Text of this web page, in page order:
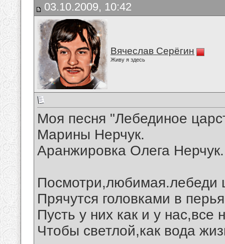
03.10.2009, 10:42
Вячеслав Серёгин
Живу я здесь
Моя песня "Лебединое
Марины Нерчук.
Аранжировка Олега
Посмотри,любимая.лебеди
Прячутся головками в
Пусть у них как и у нас,все
Чтобы светлой,как вода